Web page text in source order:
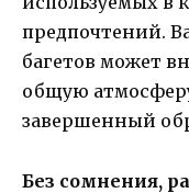
предпочтений.
багетов может
общую
завершенный
Без сомнения,